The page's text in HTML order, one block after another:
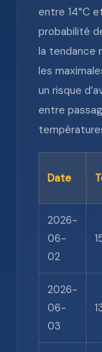
entre 14°C
probabilité
la tendance
les
un risque
entre
Date
2026-
06-
02
2026-
06-
03